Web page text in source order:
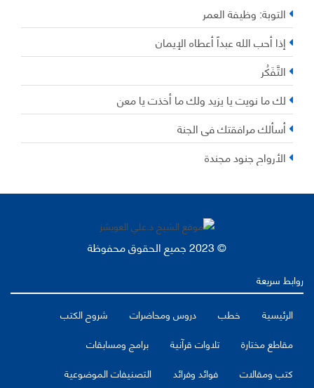
التوبة: وظيفة العمر
إذا أحب الله عبداً أعطاه الإيمان
التَّفَكُر
لك ما نويت يا يزيد ولك ما أخذت يا معن
أسألك مرافقتك في الجنة
الأرواح جنود مجندة
© 2023 جميع الحقوق محفوظة
روابط سريعة
الرئيسية
خطب دروس ومحاضرات
شروح الكتب
مقاطع مختارة
تلاوات قرآنية
برامج ومسابقات
كتب ومقالات
فوائد وفرائد التصنيفات الموضوعية